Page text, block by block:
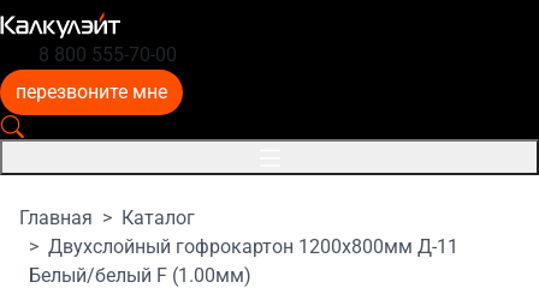
8 800 555-70-00
перезвоните мне
Главная
Каталог
Двухслойный гофрокартон 1200x800мм Д-11
Белый/белый F (1.00мм)